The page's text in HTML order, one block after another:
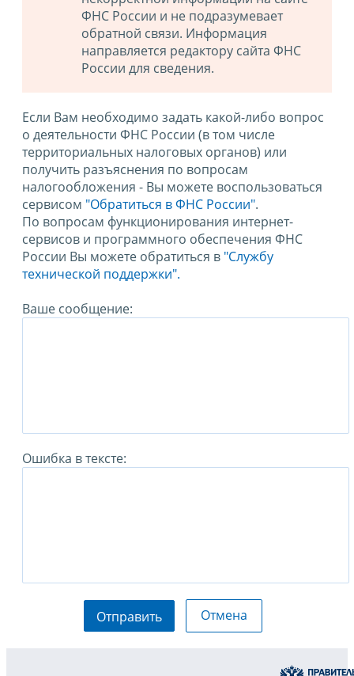
ФНС России и не подразумевает
обратной связи. Информация
направляется редактору сайта ФНС
России для сведения.
Если Вам необходимо задать какой-либо вопрос
о деятельности ФНС России (в том числе
территориальных налоговых органов) или
получить разъяснения по вопросам
налогообложения - Вы можете воспользоваться
сервисом "Обратиться в ФНС России".
По вопросам функционирования интернет-
сервисов и программного обеспечения ФНС
России Вы можете обратиться в "Службу
технической поддержки".
Ваше сообщение:
Ошибка в тексте:
Отправить Отмена